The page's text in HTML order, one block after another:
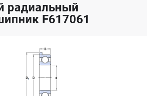
радиальный
F617061